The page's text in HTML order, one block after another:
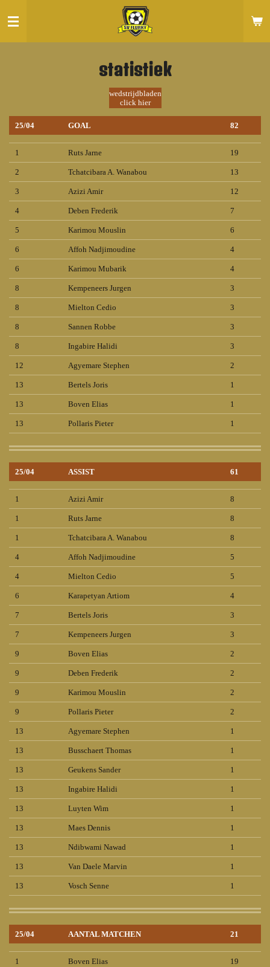
direct
statistiek
wedstrijdbladen
click hier
25/04 GOAL 82
1 Ruts Jarne 19
2 Tchatcibara A. Wanabou 13
3 Azizi Amir 12
4 Deben Frederik 7
5 Karimou Mouslin 6
6 Affoh Nadjimoudine 4
6 Karimou Mubarik 4
8 Kempeneers Jurgen 3
8 Mielton Cedio 3
8 Sannen Robbe 3
8 Ingabire Halidi 3
12 Agyemare Stephen 2
13 Bertels Joris 1
13 Boven Elias 1
13 Pollaris Pieter 1
25/04 ASSIST 61
1 Azizi Amir 8
1 Ruts Jarne 8
1 Tchatcibara A. Wanabou 8
4 Affoh Nadjimoudine 5
4 Mielton Cedio 5
6 Karapetyan Artiom 4
7 Bertels Joris 3
7 Kempeneers Jurgen 3
9 Boven Elias 2
9 Deben Frederik 2
9 Karimou Mouslin 2
9 Pollaris Pieter 2
13 Agyemare Stephen 1
13 Busschaert Thomas 1
13 Geukens Sander 1
13 Ingabire Halidi 1
13 Luyten Wim 1
13 Maes Dennis 1
13 Ndibwami Nawad 1
13 Van Daele Marvin 1
13 Vosch Senne 1
25/04 AANTAL MATCHEN 21
1 Boven Elias 19